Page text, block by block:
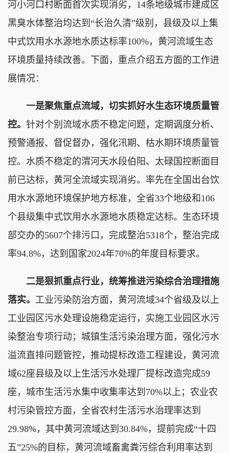
河小河口村断面首次实现消劣，14条地级城市建成区
黑臭水体整治均达到“长治久清”级别，县级及以上集
中式饮用水水源地水质达标率100%，黄河流域生态
环境质量持续改善。下面，重点介绍五方面的工作进
展情况：
一是聚焦重点流域，切实抓好水生态环境质量管
控。 针对个别流域水质不稳定问题，定期调度分析、
预警通报、督促督办，强化汛期、枯水期环境质量管
控。水质不稳定的渭河天水段伯阳、太碌国控断面目
前已达标，黄河全流域实现消劣。率先在全国出台饮
用水水源地环境保护地方标准，全省33个地级和106
个县级集中式饮用水水源地水质稳定达标。生态环境
部交办的5607个排污口，完成整治5318个，整治完成
率94.8%，达到国家2024年70%的年度目标要求。
二是狠抓重点行业，统筹推进污染综合治理措施
落实。 工业污染防治方面，黄河流域34个省级及以上
工业园区污水处理设施稳定运行，实施工业园区水污
染整治专项行动；城镇生活污染治理方面，强化污水
溢流直排问题管控，推动提标改造工程建设，黄河流
域62座县级及以上生活污水处理厂提标改造完成59
座，城市生活污水集中收集率达到70%以上；农业农
村污染管控方面，全省农村生活污水治理率达到
29.98%，其中黄河流域达到30.84%，提前完成“十四
五”25%的目标，黄河流域畜禽粪污综合利用率达到